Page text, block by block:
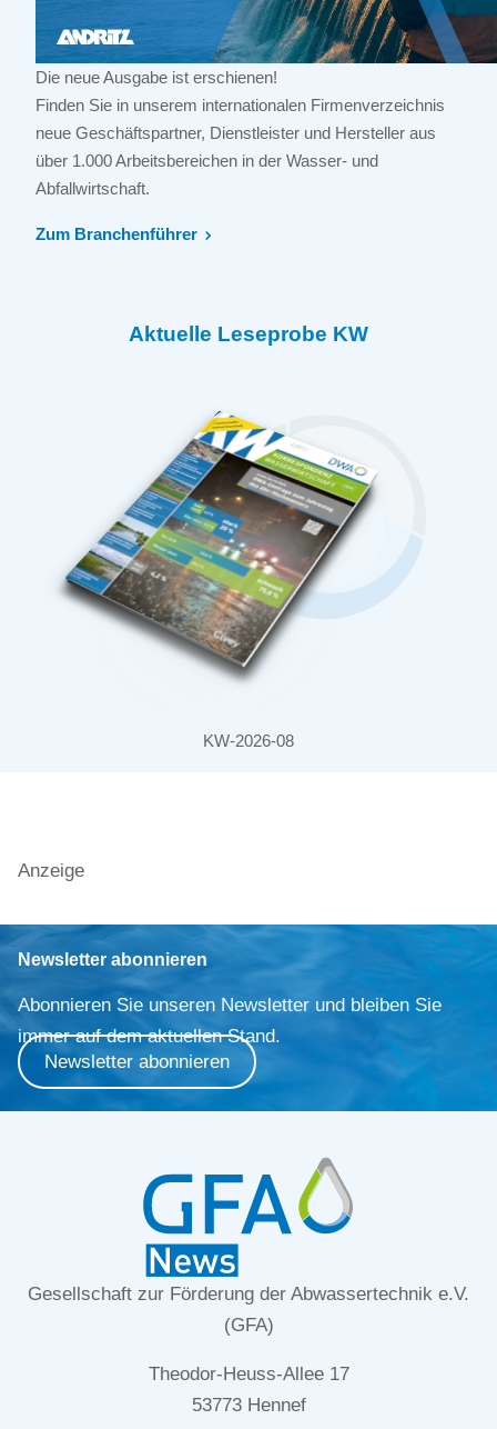
Die neue Ausgabe ist erschienen!
Finden Sie in unserem internationalen Firmenverzeichnis
neue Geschäftspartner, Dienstleister und Hersteller aus
über 1.000 Arbeitsbereichen in der Wasser- und
Abfallwirtschaft.
Zum Branchenführer
Aktuelle Leseprobe KW
KW-2026-08
Anzeige
Newsletter abonnieren
Abonnieren Sie unseren Newsletter und bleiben Sie
immer auf dem aktuellen Stand.
Newsletter abonnieren
Gesellschaft zur Förderung der Abwassertechnik e.V.
(GFA)
Theodor-Heuss-Allee 17
53773 Hennef